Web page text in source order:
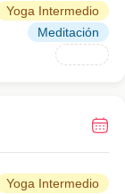
Yoga Intermedio
Meditación
Yoga Intermedio